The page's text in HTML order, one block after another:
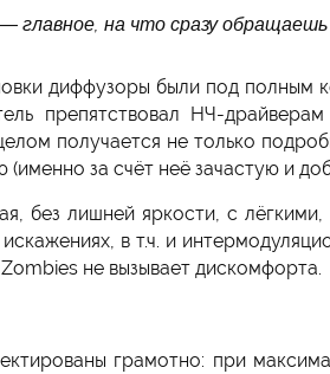
главное, на что сразу
диффузоры были под полным
препятствовал НЧ-
получается не только
(именно за счёт неё зачастую и
без лишней яркости, с
в т.ч. и
не вызывает дискомфорта.
грамотно: при